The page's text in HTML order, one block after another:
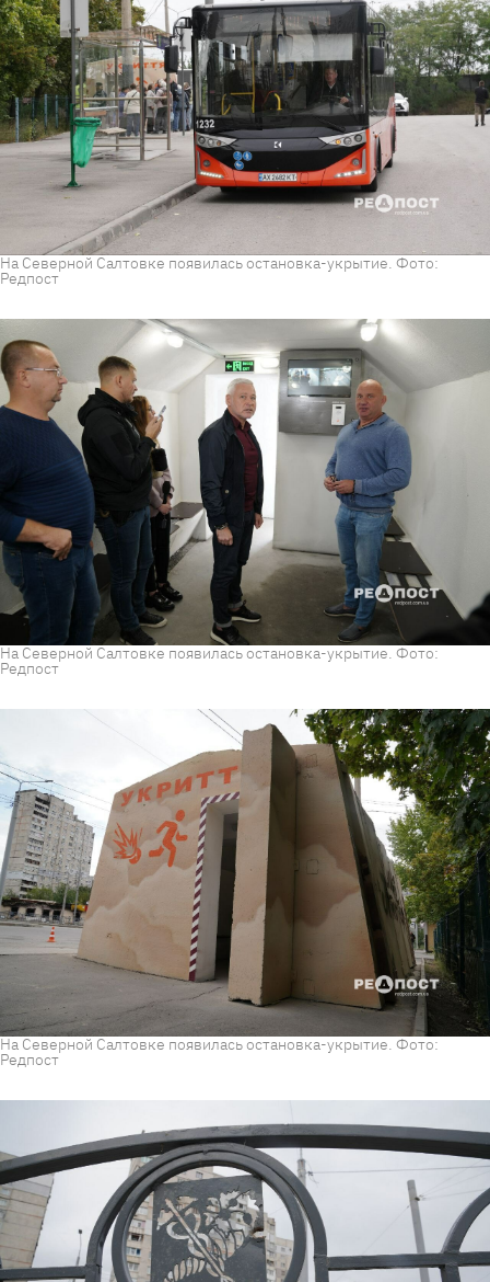
На Северной Салтовке появилась остановка-укрытие. Фото:
Редпост
На Северной Салтовке появилась остановка-укрытие. Фото:
Редпост
На Северной Салтовке появилась остановка-укрытие. Фото:
Редпост